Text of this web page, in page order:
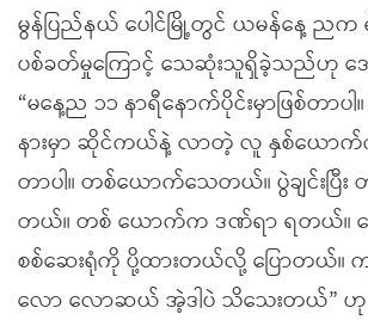
မွန်ပြည်နယ် ပေါင်မြို့တွင် ယမန်နေ့ ညက
ပစ်ခတ်မှုကြောင့် သေဆုံးသူရှိခဲ့သည်ဟု ဒ
“မနေ့ည ၁၁ နာရီနောက်ပိုင်းမှာဖြစ်တာပါ။
နားမှာ ဆိုင်ကယ်နဲ့ လာတဲ့ လူ နှစ်ယေ
တာပါ။ တစ်ယောက်သေတယ်။ ပွဲချင်းပြီ
တယ်။ တစ် ယောက်က ဒဏ်ရာ ရတယ်။
စစ်ဆေးရုံကို ပို့ထားတယ်လို့ ပြောတယ်။
လော လောဆယ် အဲ့ဒါပဲ သိသေးတယ်” ဟု